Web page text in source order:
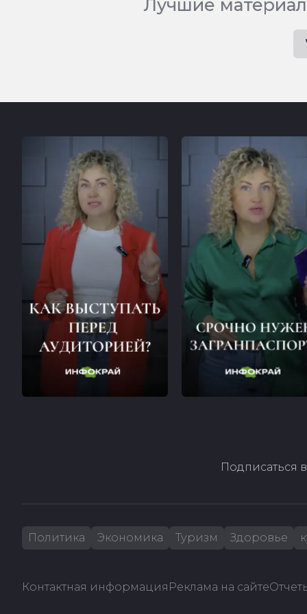
Лучшие
Подписаться
Политика Экономика Туризм Здоровье
Контактная информация Реклама на сайте